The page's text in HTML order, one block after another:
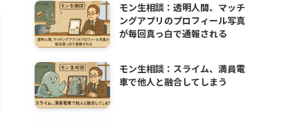
モン生相談：透明人間、マッチ
ングアプリのプロフィール写真
が毎回真っ白で通報される
モン生相談：スライム、満員電
車で他人と融合してしまう